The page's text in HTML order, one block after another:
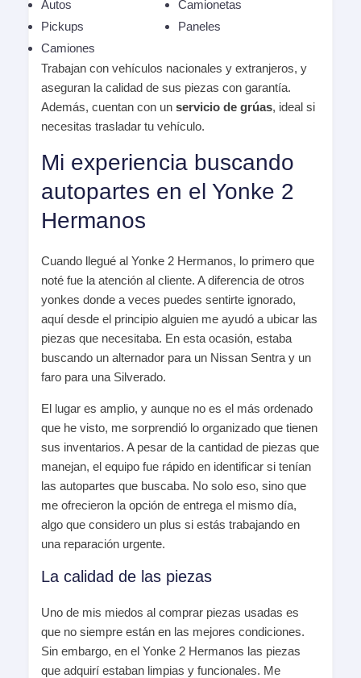
Autos
Camionetas
Pickups
Paneles
Camiones
Trabajan con vehículos nacionales y extranjeros, y
aseguran la calidad de sus piezas con garantía.
Además, cuentan con un servicio de grúas, ideal si
necesitas trasladar tu vehículo.
Mi experiencia buscando
autopartes en el Yonke 2
Hermanos
Cuando llegué al Yonke 2 Hermanos, lo primero que
noté fue la atención al cliente. A diferencia de otros
yonkes donde a veces puedes sentirte ignorado,
aquí desde el principio alguien me ayudó a ubicar las
piezas que necesitaba. En esta ocasión, estaba
buscando un alternador para un Nissan Sentra y un
faro para una Silverado.
El lugar es amplio, y aunque no es el más ordenado
que he visto, me sorprendió lo organizado que tienen
sus inventarios. A pesar de la cantidad de piezas que
manejan, el equipo fue rápido en identificar si tenían
las autopartes que buscaba. No solo eso, sino que
me ofrecieron la opción de entrega el mismo día,
algo que considero un plus si estás trabajando en
una reparación urgente.
La calidad de las piezas
Uno de mis miedos al comprar piezas usadas es
que no siempre están en las mejores condiciones.
Sin embargo, en el Yonke 2 Hermanos las piezas
que adquirí estaban limpias y funcionales. Me